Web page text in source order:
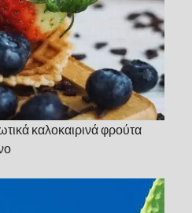
καλοκαιρινά φρούτα